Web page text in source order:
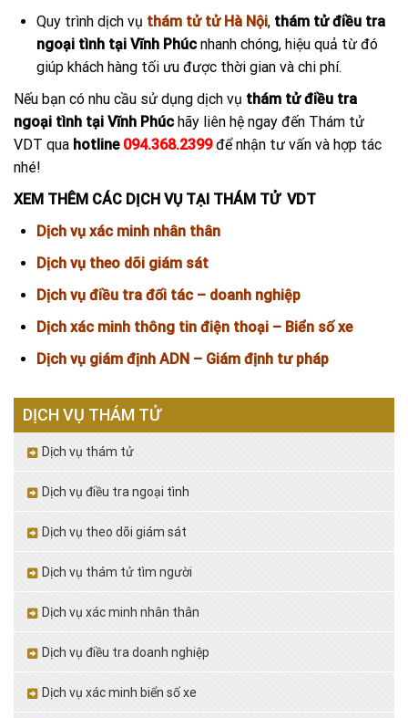
Quy trình dịch vụ thám tử tử Hà Nội, thám tử điều tra
ngoại tình tại Vĩnh Phúc nhanh chóng, hiệu quả từ đó
giúp khách hàng tối ưu được thời gian và chi phí.
Nếu bạn có nhu cầu sử dụng dịch vụ thám tử điều tra
ngoại tình tại Vĩnh Phúc hãy liên hệ ngay đến Thám tử
VDT qua hotline 094.368.2399để nhận tư vấn và hợp tác
nhé!
XEM THÊM CÁC DỊCH VỤ TẠI THÁM TỬ VDT
Dịch vụ xác minh nhân thân
Dịch vụ theo dõi giám sát
Dịch vụ điều tra đối tác – doanh nghiệp
Dịch xác minh thông tin điện thoại – Biển số xe
Dịch vụ giám định ADN – Giám định tư pháp
DỊCH VỤ THÁM TỬ
Dịch vụ thám tử
Dịch vụ điều tra ngoại tình
Dịch vụ theo dõi giám sát
Dịch vụ thám tử tìm người
Dịch vụ xác minh nhân thân
Dịch vụ điều tra doanh nghiệp
Dịch vụ xác minh biển số xe